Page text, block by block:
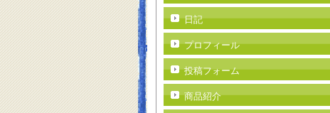
日記
プロフィール
投稿フォーム
商品紹介